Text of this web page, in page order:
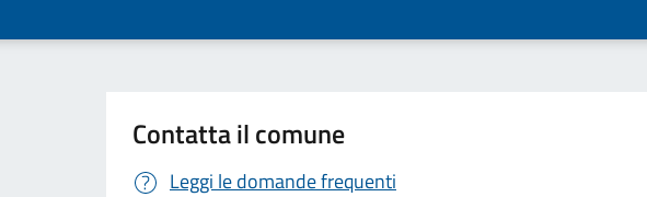
Contatta il comune
Leggi le domande frequenti